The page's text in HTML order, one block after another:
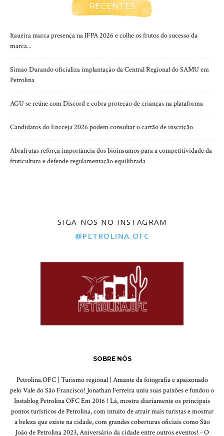
RECENTES
Itaueira marca presença na IFPA 2026 e colhe os frutos do sucesso da
marca...
Simão Durando oficializa implantação da Central Regional do SAMU em
Petrolina
AGU se reúne com Discord e cobra proteção de crianças na plataforma
Candidatos do Encceja 2026 podem consultar o cartão de inscrição
Abrafrutas reforça importância dos bioinsumos para a competitividade da
fruticultura e defende regulamentação equilibrada
SIGA-NOS NO INSTAGRAM
@PETROLINA.OFC
SOBRE NÓS
Petrolina.OFC | Turismo regional | Amante da fotografia e apaixonado
pelo Vale do São Francisco! Jonathan Ferreira uniu suas paixões e fundou o
Instablog Petrolina OFC Em 2016 ! Lá, mostra diariamente os principais
pontos turísticos de Petrolina, com intuito de atrair mais turistas e mostrar
a beleza que existe na cidade, com grandes coberturas oficiais como São
João de Petrolina 2023, Aniversário da cidade entre outros eventos! - O